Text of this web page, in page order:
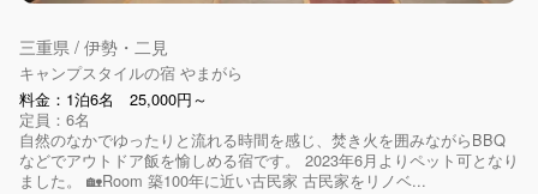
三重県 / 伊勢・二見
キャンプスタイルの宿 やまがら
料金：1泊6名 25,000円～
定員：6名
自然のなかでゆったりと流れる時間を感じ、焚き火を囲みながらBBQ
などでアウトドア飯を愉しめる宿です。 2023年6月よりペット可となり
ました。 🏡Room 築100年に近い古民家 古民家をリノベ...